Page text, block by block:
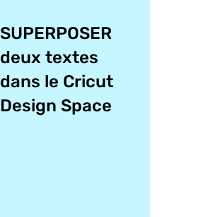
SUPERPOSER
deux textes
dans le Cricut
Design Space